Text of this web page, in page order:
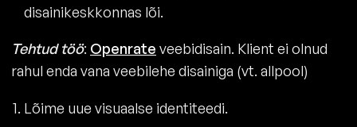
disainikeskkonnas lõi.
Tehtud töö: Openrate veebidisain. Klient ei olnud
rahul enda vana veebilehe disainiga (vt. allpool)
Lõime uue visuaalse identiteedi.